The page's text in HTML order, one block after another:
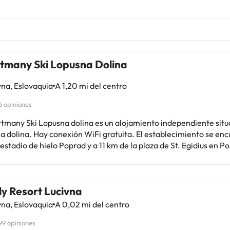
Ski Lopusna Dolina
Eslovaquia A 1,20 mi del centro
opiniones
Ski Lopusna dolina es un alojamiento independiente
dolina. Hay conexión WiFi gratuita. El establecimiento se
de hielo Poprad y a 11 km de la plaza de St. Egidius en
se puede esquiar. Hay aparcamiento gratuito. El establecimiento está
del Aquacity y a 9,9 km de la estación de tren de Poprad
Apartmány Lopušná dolina - Vysoké Tatry con antelación
de llegada. Para ello, puedes utilizar el apartado de peticiones
Resort Lucivna
Eslovaquia A 0,02 mi del centro
opiniones